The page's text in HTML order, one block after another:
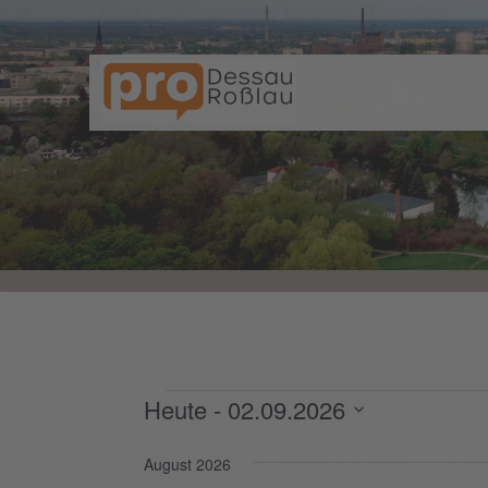
Heute - 02.09.2026
wählen.
August 2026